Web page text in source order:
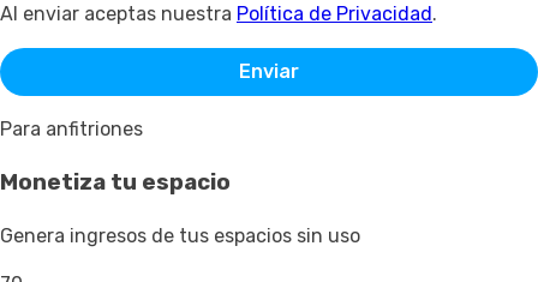
Al enviar aceptas nuestra Política de Privacidad.
Enviar
Para anfitriones
Monetiza tu espacio
Genera ingresos de tus espacios sin uso